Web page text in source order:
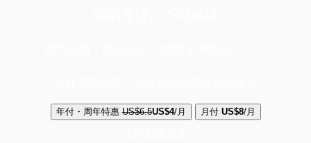
年付・周年特惠 US$6.5US$4/月 月付 US$8/月